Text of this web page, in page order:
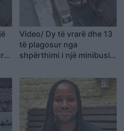
Video/ Dy të vrarë dhe 13
të plagosur nga
shpërthimi i një minibusi